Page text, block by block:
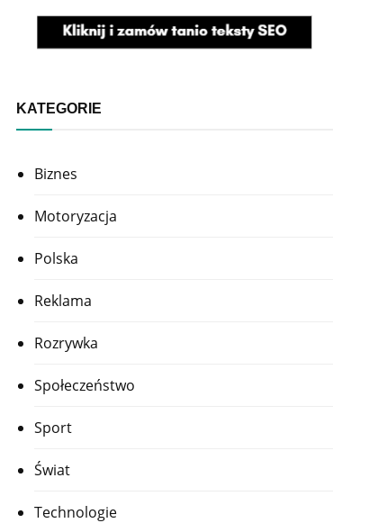
KATEGORIE
Biznes
Motoryzacja
Polska
Reklama
Rozrywka
Społeczeństwo
Sport
Świat
Technologie